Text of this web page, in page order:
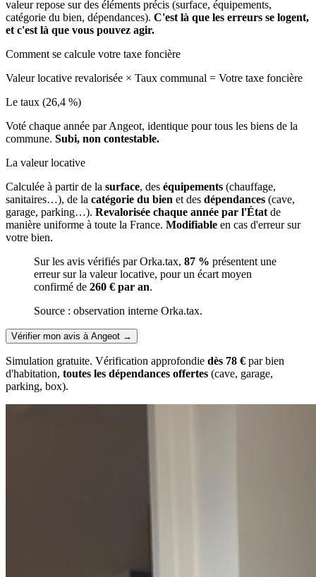
valeur repose sur des éléments précis (surface, équipements,
catégorie du bien, dépendances). C'est là que les erreurs se logent,
et c'est là que vous pouvez agir.
Comment se calcule votre taxe foncière
Valeur locative revalorisée × Taux communal = Votre taxe foncière
Le taux (26,4 %)
Voté chaque année par Angeot, identique pour tous les biens de la
commune. Subi, non contestable.
La valeur locative
Calculée à partir de la surface, des équipements (chauffage,
sanitaires…), de la catégorie du bien et des dépendances (cave,
garage, parking…). Revalorisée chaque année par l'État de
manière uniforme à toute la France. Modifiable en cas d'erreur sur
votre bien.
Sur les avis vérifiés par Orka.tax, 87 % présentent une
erreur sur la valeur locative, pour un écart moyen
confirmé de 260 € par an.
Source : observation interne Orka.tax.
Vérifier mon avis à Angeot →
Simulation gratuite. Vérification approfondie dès 78 € par bien
d'habitation, toutes les dépendances offertes (cave, garage,
parking, box).